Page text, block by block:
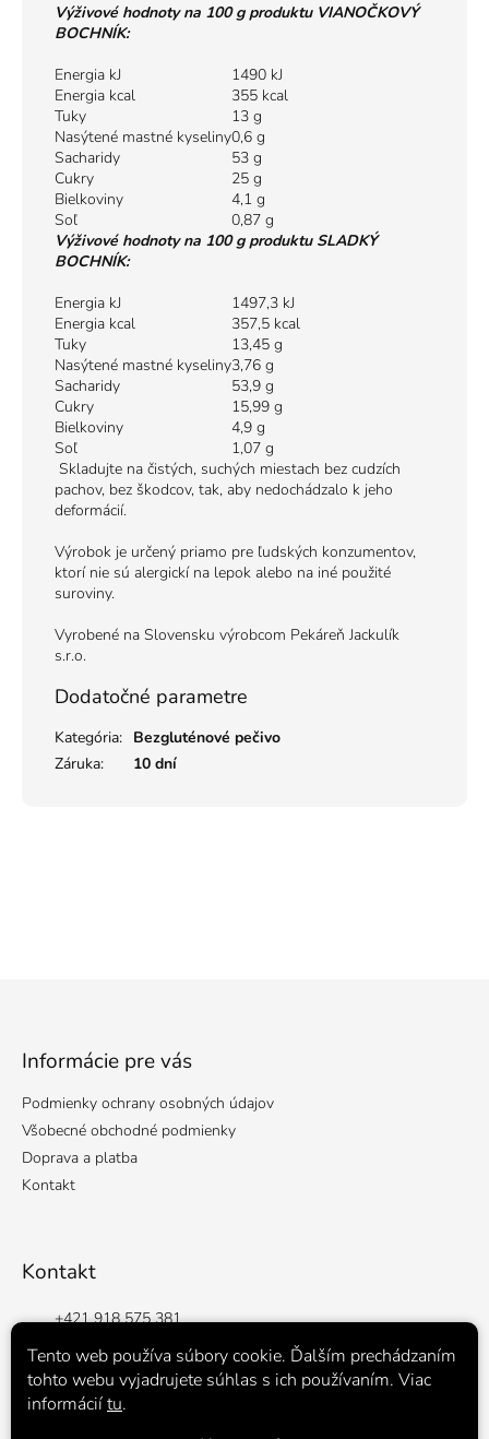
Tento web používa súbory cookie. Ďalším prechádzaním
tohto webu vyjadrujete súhlas s ich používaním. Viac
informáciítu.
Výživové hodnoty na 100 g produktu VIANOČKOVÝ
BOCHNÍK:
Energia kJ
1490 kJ
Energia kcal
355 kcal
Tuky
13 g
Nasýtené mastné kyseliny0,6 g
Sacharidy
53 g
Cukry
25 g
Bielkoviny
4,1 g
Soľ
0,87 g
Výživové hodnoty na 100 g produktu SLADKÝ
BOCHNÍK:
Energia kJ
1497,3 kJ
Energia kcal
357,5 kcal
Tuky
13,45 g
Nasýtené mastné kyseliny3,76 g
Sacharidy
53,9 g
Cukry
15,99 g
Bielkoviny
4,9 g
Soľ
1,07 g
Skladujte na čistých, suchých miestach bez cudzích
pachov, bez škodcov, tak, aby nedochádzalo k jeho
deformácií.
Výrobok je určený priamo pre ľudských konzumentov,
ktorí nie sú alergickí na lepok alebo na iné použité
suroviny.
Vyrobené na Slovensku výrobcom Pekáreň Jackulík
s.r.o.
Dodatočné parametre
Kategória: Bezgluténové pečivo
Záruka: 10 dní
Informácie pre vás
Podmienky ochrany osobných údajov
Všobecné obchodné podmienky
Doprava a platba
Kontakt
Kontakt
+421 918 575 381
Facebook
pekarenjackulik